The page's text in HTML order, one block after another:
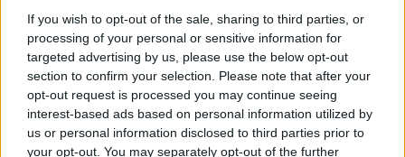
If you wish to opt-out of the sale, sharing to third parties, or
processing of your personal or sensitive information for
targeted advertising by us, please use the below opt-out
section to confirm your selection. Please note that after your
opt-out request is processed you may continue seeing
interest-based ads based on personal information utilized by
us or personal information disclosed to third parties prior to
your opt-out. You may separately opt-out of the further